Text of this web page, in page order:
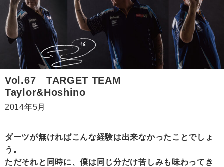
Vol.67 TARGET TEAM
Taylor&Hoshino
2014年5月
ダーツが無ければこんな経験は出来なかったことでしょ
う。
ただそれと同時に、僕は同じ分だけ苦しみも味わってき